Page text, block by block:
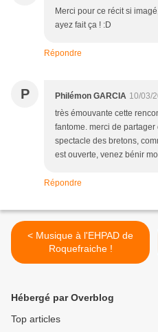
Merci pour ce récit si
ayez fait ça ! :D
Répondre
P Philémon GARCIA 10/03/
très émouvante cette
fantome. merci de
spectacle des bretons,
est ouverte, venez bénir
Répondre
< Musique à l'EHPAD de
Roquefraiche !
Hébergé par Overblog
Top articles